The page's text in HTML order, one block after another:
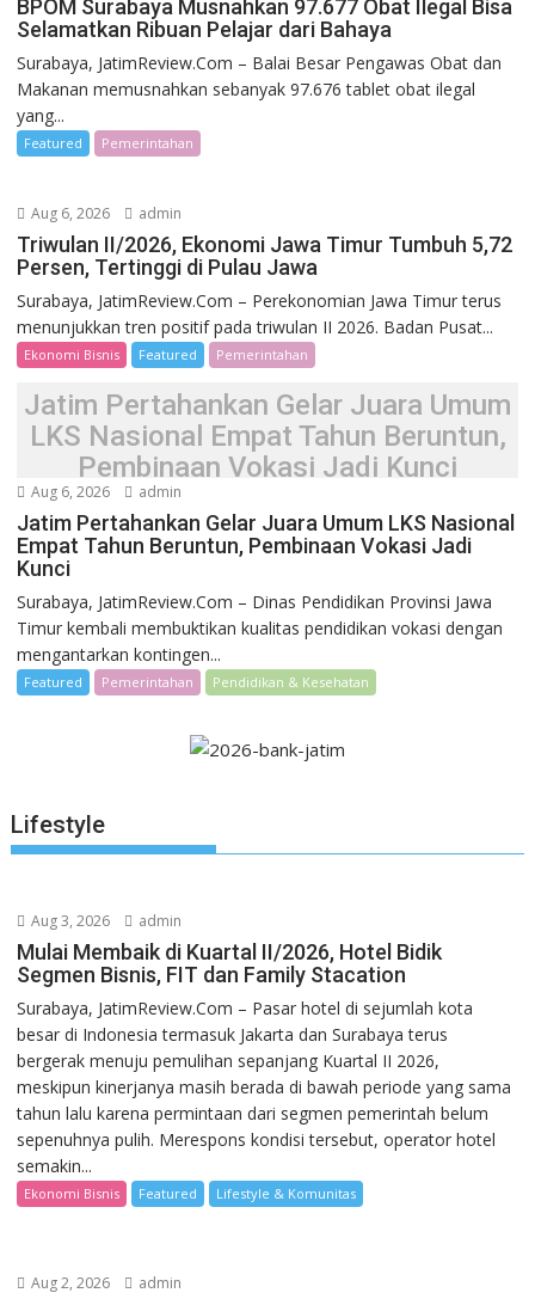
BPOM Surabaya Musnahkan 97.677 Obat Ilegal Bisa
Selamatkan Ribuan Pelajar dari Bahaya
Surabaya, JatimReview.Com – Balai Besar Pengawas Obat dan
Makanan memusnahkan sebanyak 97.676 tablet obat ilegal
yang...
Featured Pemerintahan
Aug 6, 2026 admin
Triwulan II/2026, Ekonomi Jawa Timur Tumbuh 5,72
Persen, Tertinggi di Pulau Jawa
Surabaya, JatimReview.Com – Perekonomian Jawa Timur terus
menunjukkan tren positif pada triwulan II 2026. Badan Pusat...
Ekonomi Bisnis Featured Pemerintahan
Jatim Pertahankan Gelar Juara Umum
LKS Nasional Empat Tahun Beruntun,
Pembinaan Vokasi Jadi Kunci
Aug 6, 2026 admin
Jatim Pertahankan Gelar Juara Umum LKS Nasional
Empat Tahun Beruntun, Pembinaan Vokasi Jadi
Kunci
Surabaya, JatimReview.Com – Dinas Pendidikan Provinsi Jawa
Timur kembali membuktikan kualitas pendidikan vokasi dengan
mengantarkan kontingen...
Featured Pemerintahan Pendidikan & Kesehatan
Lifestyle
Aug 3, 2026 admin
Mulai Membaik di Kuartal II/2026, Hotel Bidik
Segmen Bisnis, FIT dan Family Stacation
Surabaya, JatimReview.Com – Pasar hotel di sejumlah kota
besar di Indonesia termasuk Jakarta dan Surabaya terus
bergerak menuju pemulihan sepanjang Kuartal II 2026,
meskipun kinerjanya masih berada di bawah periode yang sama
tahun lalu karena permintaan dari segmen pemerintah belum
sepenuhnya pulih. Merespons kondisi tersebut, operator hotel
semakin...
Ekonomi Bisnis Featured Lifestyle & Komunitas
Aug 2, 2026 admin